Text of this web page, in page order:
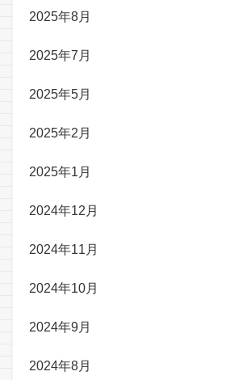
2025年8月
2025年7月
2025年5月
2025年2月
2025年1月
2024年12月
2024年11月
2024年10月
2024年9月
2024年8月